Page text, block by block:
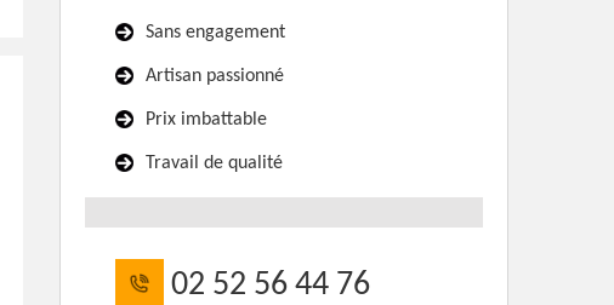
Sans engagement
Artisan passionné
Prix imbattable
Travail de qualité
02 52 56 44 76